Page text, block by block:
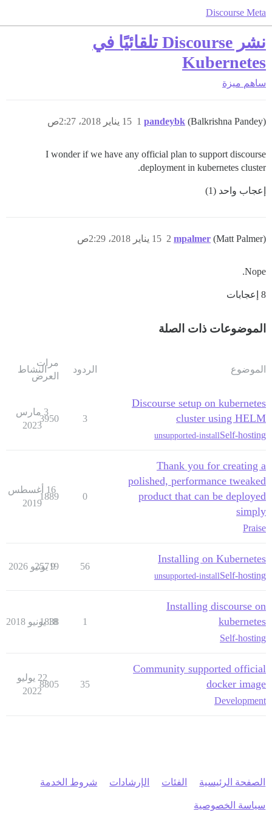
Discourse Meta
نشر Discourse تلقائيًا في
Kubernetes
ساهم ميزة
pandeybk (Balkrishna Pandey) 15 يناير 2018، 2:27ص 1
I wonder if we have any official plan to support discourse
deployment in kubernetes cluster.
إعجاب واحد (1)
mpalmer (Matt Palmer) 15 يناير 2018، 2:29ص 2
Nope.
8 إعجابات
الموضوعات ذات الصلة
الموضوع الردود
مرات
العرض
النشاط
Discourse setup on kubernetes
cluster using HELM
Self-hosting
unsupported-install
3
3950
3 مارس
2023
Thank you for creating a
polished, performance tweaked
product that can be deployed
simply
Praise
0
1889
16 أغسطس
2019
Installing on Kubernetes
Self-hosting
unsupported-install
56
25719
9 يونيو 2026
Installing discourse on
kubernetes
Self-hosting
1
1838
18 يونيو 2018
Community supported official
docker image
Development
35
8805
22 يوليو
2022
الصفحة الرئيسية الفئات الإرشادات شروط الخدمة
سياسة الخصوصية